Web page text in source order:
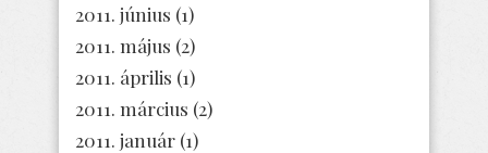
2011. június (1)
2011. május (2)
2011. április (1)
2011. március (2)
2011. január (1)